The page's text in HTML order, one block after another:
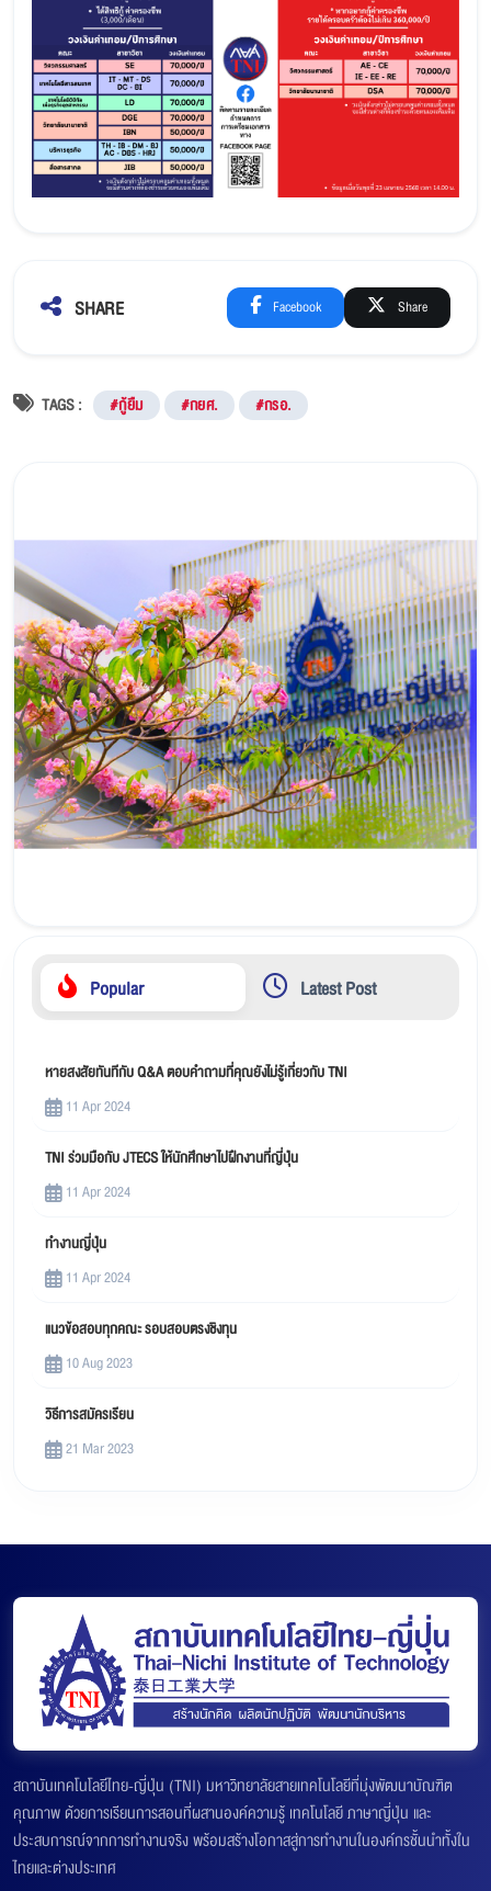
SHARE Facebook Share
TAGS : #กู้ยืม #กยศ. #กรอ.
Popular Latest Post
หายสงสัยทันทีกับ Q&A ตอบคำถามที่คุณยังไม่รู้เกี่ยวกับ TNI
11 Apr 2024
TNI ร่วมมือกับ JTECS ให้นักศึกษาไปฝึกงานที่ญี่ปุ่น
11 Apr 2024
ทำงานญี่ปุ่น
11 Apr 2024
แนวข้อสอบทุกคณะ รอบสอบตรงชิงทุน
10 Aug 2023
วิธีการสมัครเรียน
21 Mar 2023
สถาบันเทคโนโลยีไทย-ญี่ปุ่น (TNI) มหาวิทยาลัยสายเทคโนโลยีที่มุ่งพัฒนาบัณฑิต
คุณภาพ ด้วยการเรียนการสอนที่ผสานองค์ความรู้ เทคโนโลยี ภาษาญี่ปุ่น และ
ประสบการณ์จากการทำงานจริง พร้อมสร้างโอกาสสู่การทำงานในองค์กรชั้นนำทั้งใน
ไทยและต่างประเทศ